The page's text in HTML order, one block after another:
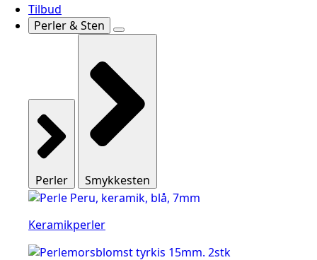
Tilbud
Perler & Sten
Perler Smykkesten
Keramikperler